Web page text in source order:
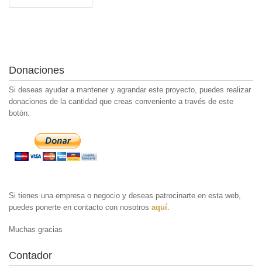
Donaciones
Si deseas ayudar a mantener y agrandar este proyecto, puedes realizar
donaciones de la cantidad que creas conveniente a través de este
botón:
Si tienes una empresa o negocio y deseas patrocinarte en esta web,
puedes ponerte en contacto con nosotros aquí
Muchas gracias
Contador